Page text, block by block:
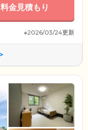
料金見積もり
※2026/03/24更新